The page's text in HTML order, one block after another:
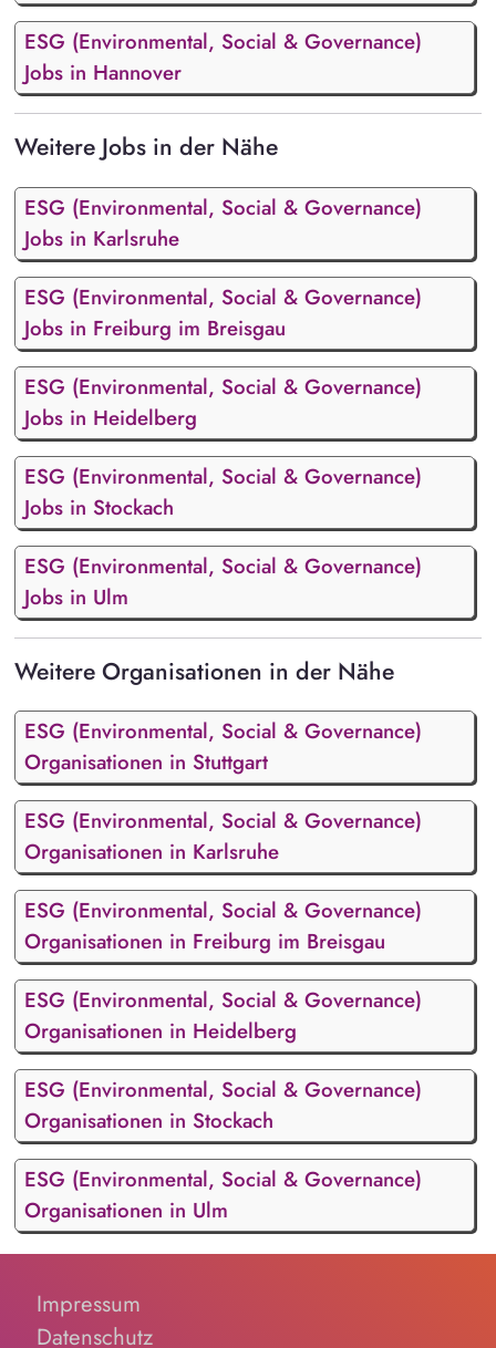
ESG (Environmental, Social & Governance)
Jobs in Hannover
Weitere Jobs in der Nähe
ESG (Environmental, Social & Governance)
Jobs in Karlsruhe
ESG (Environmental, Social & Governance)
Jobs in Freiburg im Breisgau
ESG (Environmental, Social & Governance)
Jobs in Heidelberg
ESG (Environmental, Social & Governance)
Jobs in Stockach
ESG (Environmental, Social & Governance)
Jobs in Ulm
Weitere Organisationen in der Nähe
ESG (Environmental, Social & Governance)
Organisationen in Stuttgart
ESG (Environmental, Social & Governance)
Organisationen in Karlsruhe
ESG (Environmental, Social & Governance)
Organisationen in Freiburg im Breisgau
ESG (Environmental, Social & Governance)
Organisationen in Heidelberg
ESG (Environmental, Social & Governance)
Organisationen in Stockach
ESG (Environmental, Social & Governance)
Organisationen in Ulm
Impressum
Datenschutz